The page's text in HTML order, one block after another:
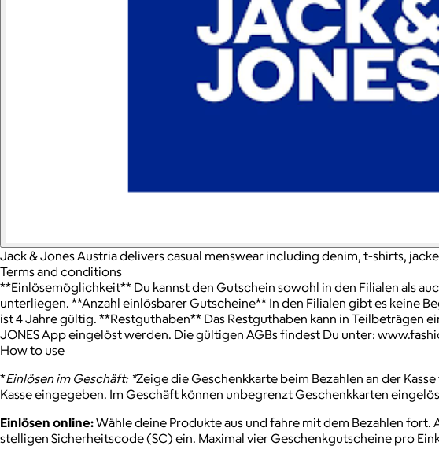
Jack & Jones Austria delivers casual menswear including denim, t-shirts,
Terms and conditions
**Einlösemöglichkeit** Du kannst den Gutschein sowohl in den Filialen als
unterliegen. **Anzahl einlösbarer Gutscheine** In den Filialen gibt es keine
ist 4 Jahre gültig. **Restguthaben** Das Restguthaben kann in Teilbeträgen
JONES App eingelöst werden. Die gültigen AGBs findest Du unter:
How to use
*Einlösen im Geschäft: *Zeige die Geschenkkarte beim Bezahlen an der
Kasse eingegeben. Im Geschäft können unbegrenzt Geschenkkarten
Einlösen online:Wähle deine Produkte aus und fahre mit dem Bezahlen
stelligen Sicherheitscode (SC) ein. Maximal vier Geschenkgutscheine pro